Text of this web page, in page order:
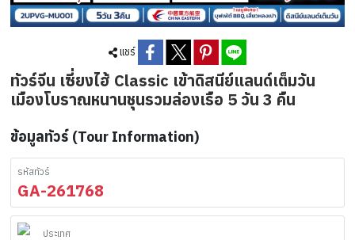
แชร์
ทัวร์จีน เซี่ยงไฮ้ Classic เข้าดิสนีย์แลนด์เต็มวัน
เมืองโบราณหนานชุนรวมล่องเรือ 5 วัน 3 คืน
ข้อมูลทัวร์ (Tour Information)
รหัสทัวร์
GA-261768
ประเทศ